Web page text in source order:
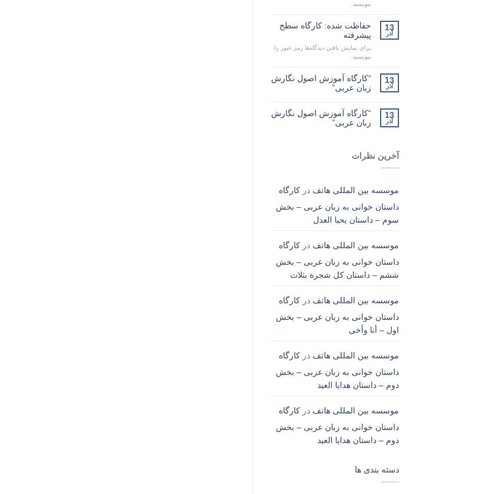
بنویسید.
13
آذر
حفاظت شده: کارگاه سطح
پیشرفته
برای نمایش یافتن دیدگاه‌ها رمز عبور را
بنویسید.
13
آذر
“کارگاه آموزش اصول نگارش
زبان عربی”
13
آذر
“کارگاه آموزش اصول نگارش
زبان عربی”
آخرین نظرات
موسسه بین المللی هاتف در کارگاه
داستان خوانی به زبان عربی – بخش
سوم – داستان یحیا العدل
موسسه بین المللی هاتف در کارگاه
داستان خوانی به زبان عربی – بخش
ششم – داستان کل شجرة بثلاث
موسسه بین المللی هاتف در کارگاه
داستان خوانی به زبان عربی – بخش
اول – أنا وأخی
موسسه بین المللی هاتف در کارگاه
داستان خوانی به زبان عربی – بخش
دوم – داستان هدایا العید
موسسه بین المللی هاتف در کارگاه
داستان خوانی به زبان عربی – بخش
دوم – داستان هدایا العید
دسته بندی ها